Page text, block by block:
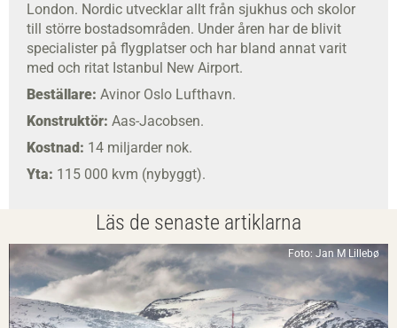
London. Nordic utvecklar allt från sjukhus och skolor
till större bostadsområden. Under åren har de blivit
specialister på flygplatser och har bland annat varit
med och ritat Istanbul New Airport.
Beställare: Avinor Oslo Lufthavn.
Konstruktör: Aas-Jacobsen.
Kostnad: 14 miljarder nok.
Yta: 115 000 kvm (nybyggt).
Läs de senaste artiklarna
Foto: Jan M Lillebø